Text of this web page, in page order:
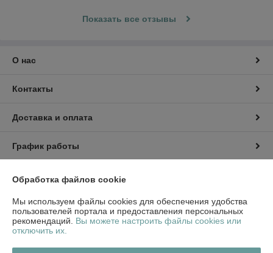
Показать все отзывы
О нас
Контакты
Доставка и оплата
График работы
Полная версия сайта
Политика обработки cookies
Сайт создан на платформе Deal.by
Обработка файлов cookie
Мы используем файлы cookies для обеспечения удобства
пользователей портала и предоставления персональных
рекомендаций. Вы можете настроить файлы cookies или
отключить их.